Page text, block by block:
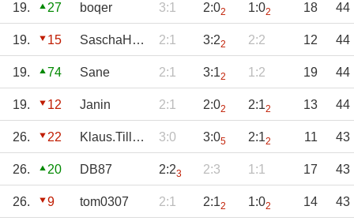
19. 27 boqer 3:1 2:02 1:02 18 44
19. 15 SaschaHandke 2:1 3:22 2:2 12 44
19. 74 Sane 2:1 3:12 1:2 19 44
19. 12 Janin 2:1 2:02 2:12 13 44
26. 22 Klaus.Tillmann 3:0 3:05 2:12 11 43
26. 20 DB87 2:23 2:3 1:1 17 43
26. 9 tom0307 2:1 2:12 1:02 14 43